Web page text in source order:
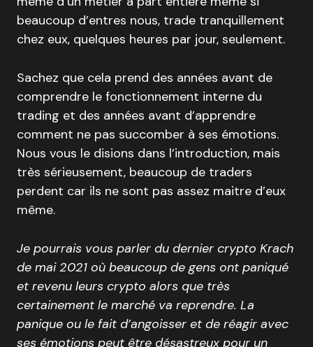
beaucoup d’entres nous, trade tranquillement
chez eux, quelques heures par jour, seulement.
Sachez que cela prend des années avant de
comprendre le fonctionnement interne du
trading et des années avant d’apprendre
comment ne pas succomber à ses émotions.
Nous vous le disions dans l’introduction, mais
très sérieusement, beaucoup de traders
perdent car ils ne sont pas assez maitre d’eux
même.
Je pourrais vous parler du dernier crypto Krach
de mai 2021 où beaucoup de gens ont paniqué
et revenu leurs crypto alors que très
certainement le marché va reprendre. La
panique ou le fait d’angoisser et de réagir avec
ses émotions peut être désastreux pour un